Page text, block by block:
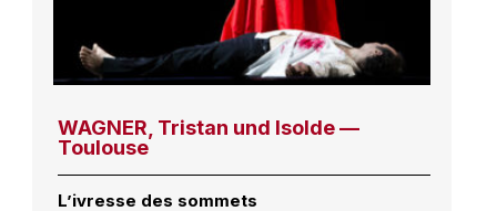
WAGNER, Tristan und Isolde —
Toulouse
L’ivresse des sommets